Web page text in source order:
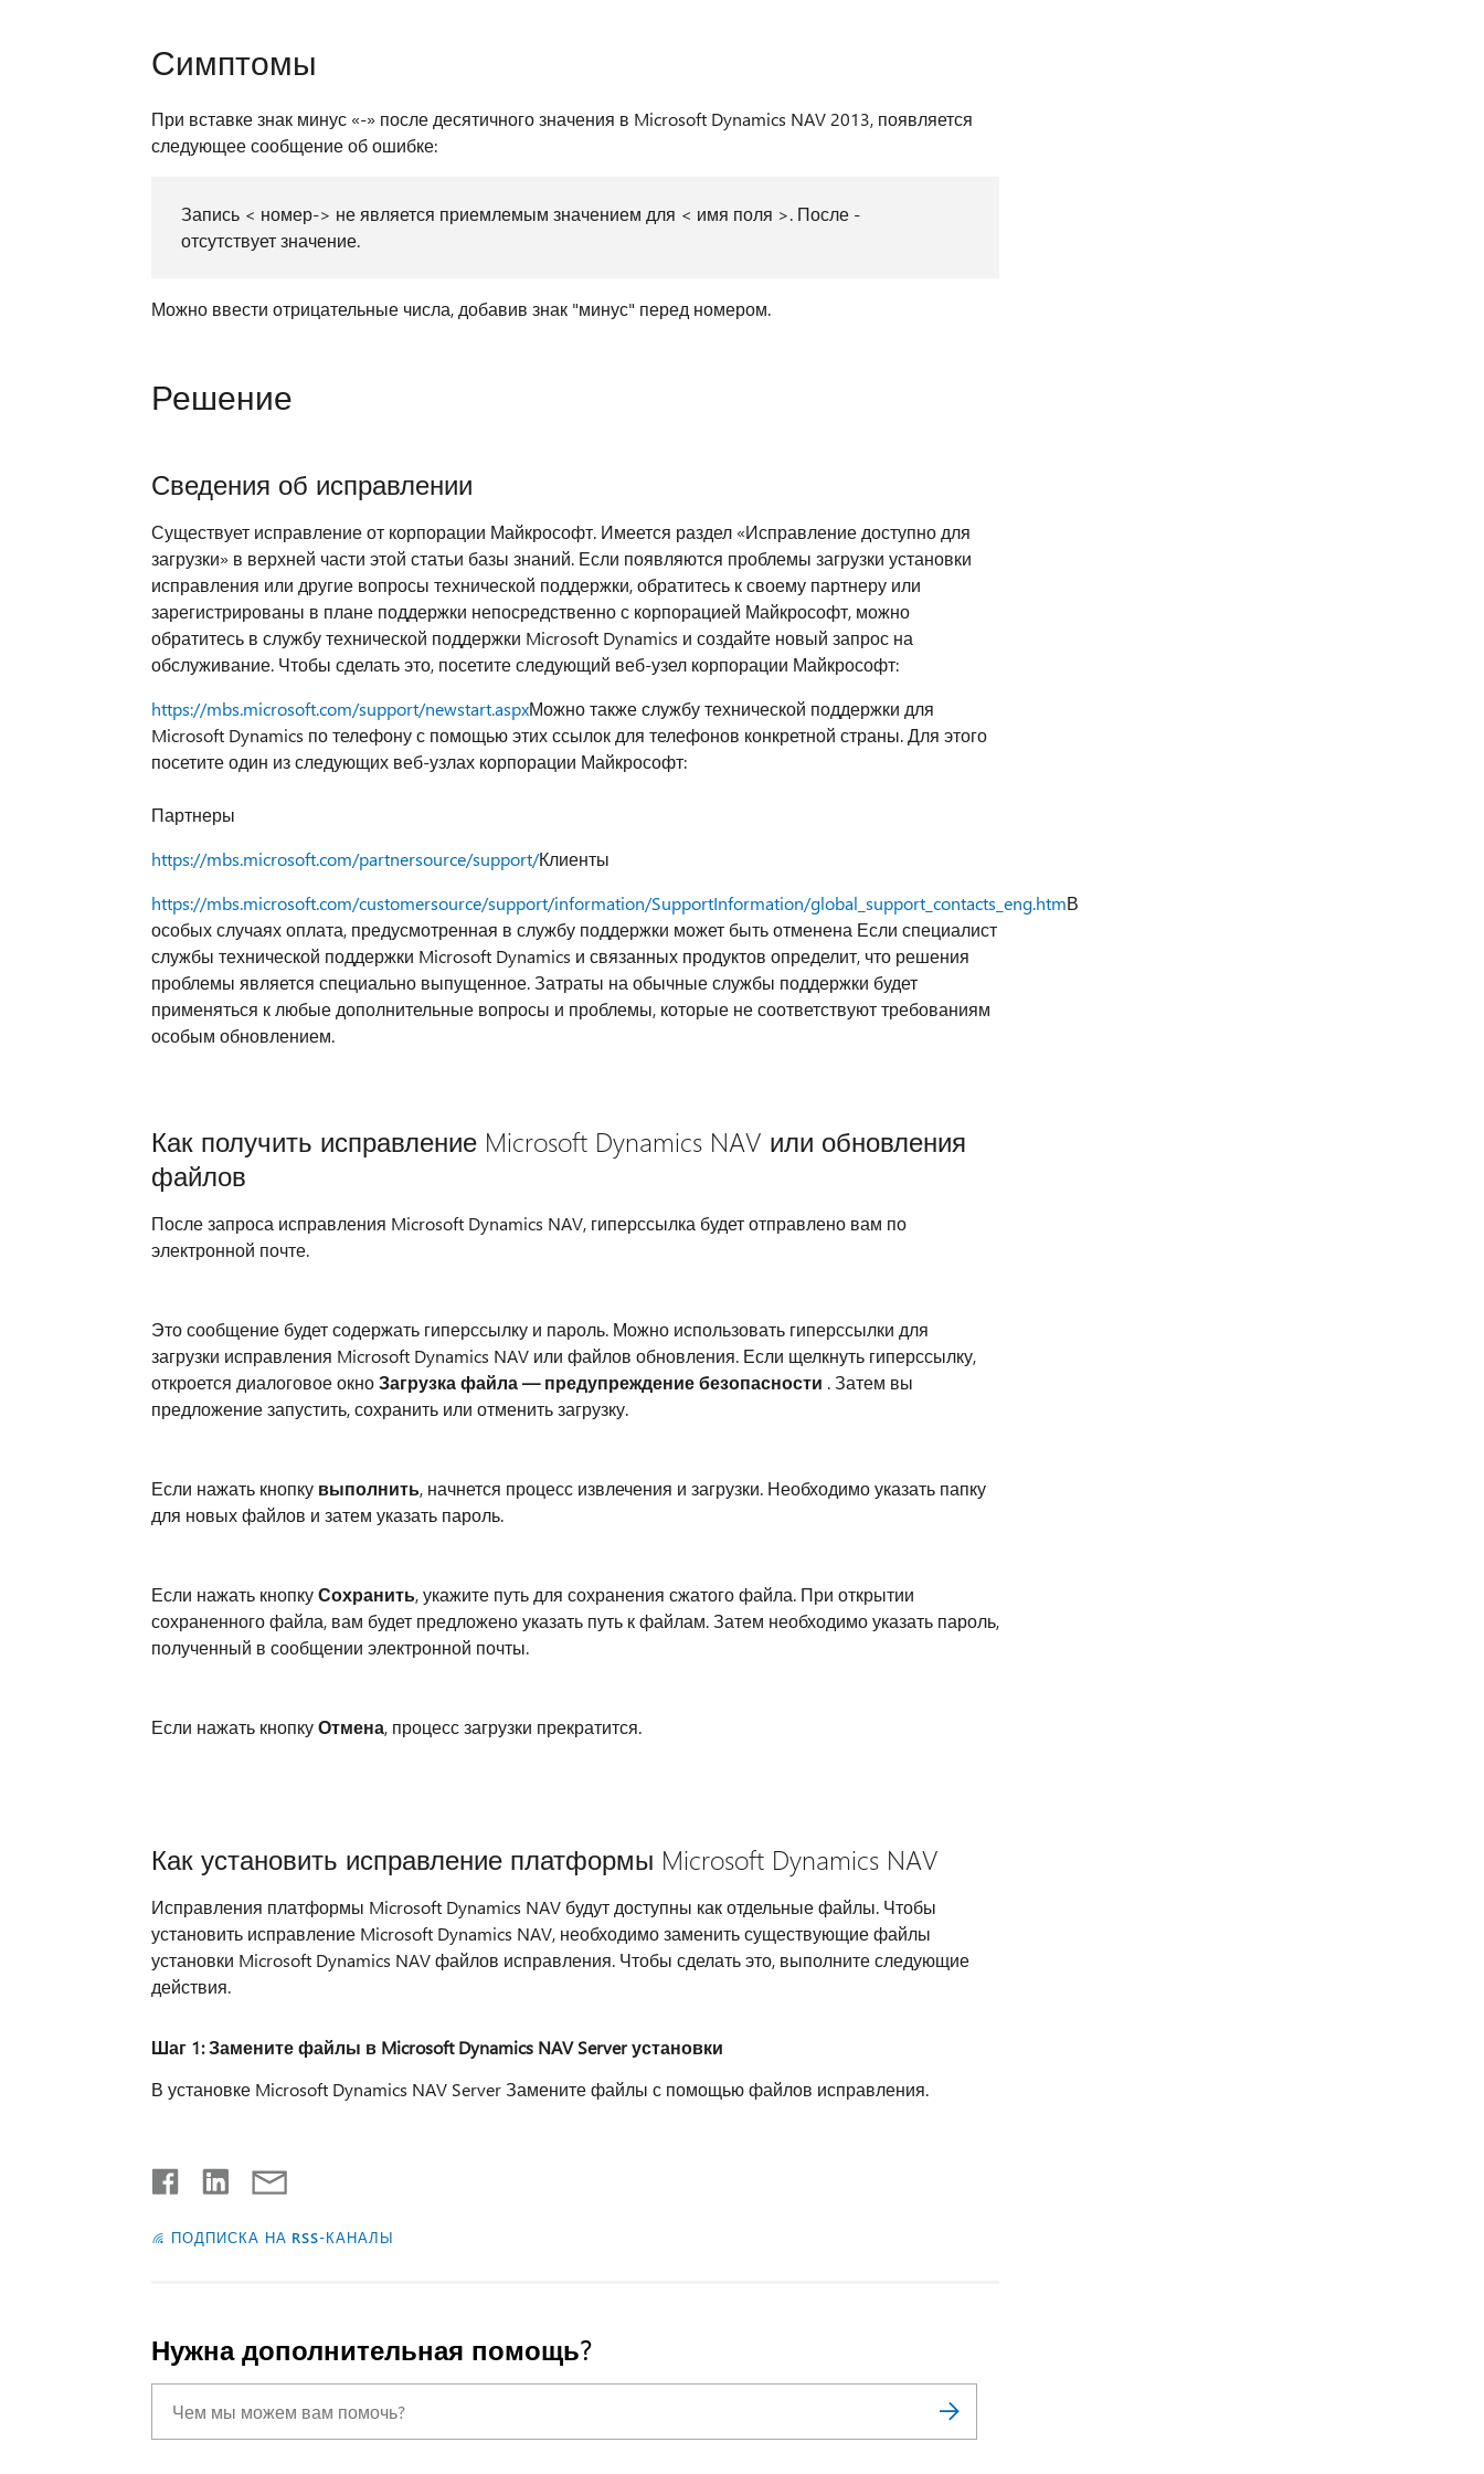
Симптомы
При вставке знак минус «-» после десятичного значения в Microsoft Dynamics NAV 2013, появляется
следующее сообщение об ошибке:
Запись < номер-> не является приемлемым значением для < имя поля >. После -
отсутствует значение.
Можно ввести отрицательные числа, добавив знак "минус" перед номером.
Решение
Сведения об исправлении
Существует исправление от корпорации Майкрософт. Имеется раздел «Исправление доступно для
загрузки» в верхней части этой статьи базы знаний. Если появляются проблемы загрузки установки
исправления или другие вопросы технической поддержки, обратитесь к своему партнеру или
зарегистрированы в плане поддержки непосредственно с корпорацией Майкрософт, можно
обратитесь в службу технической поддержки Microsoft Dynamics и создайте новый запрос на
обслуживание. Чтобы сделать это, посетите следующий веб-узел корпорации Майкрософт:
https://mbs.microsoft.com/support/newstart.aspxМожно также службу технической поддержки для
Microsoft Dynamics по телефону с помощью этих ссылок для телефонов конкретной страны. Для этого
посетите один из следующих веб-узлах корпорации Майкрософт:
Партнеры
https://mbs.microsoft.com/partnersource/support/Клиенты
https://mbs.microsoft.com/customersource/support/information/SupportInformation/global_support_contacts_eng.htmВ
особых случаях оплата, предусмотренная в службу поддержки может быть отменена Если специалист
службы технической поддержки Microsoft Dynamics и связанных продуктов определит, что решения
проблемы является специально выпущенное. Затраты на обычные службы поддержки будет
применяться к любые дополнительные вопросы и проблемы, которые не соответствуют требованиям
особым обновлением.
Как получить исправление Microsoft Dynamics NAV или обновления
файлов
После запроса исправления Microsoft Dynamics NAV, гиперссылка будет отправлено вам по
электронной почте.
Это сообщение будет содержать гиперссылку и пароль. Можно использовать гиперссылки для
загрузки исправления Microsoft Dynamics NAV или файлов обновления. Если щелкнуть гиперссылку,
откроется диалоговое окноЗагрузка файла — предупреждение безопасности . Затем вы
предложение запустить, сохранить или отменить загрузку.
Если нажать кнопку выполнить, начнется процесс извлечения и загрузки. Необходимо указать папку
для новых файлов и затем указать пароль.
Если нажать кнопкуСохранить, укажите путь для сохранения сжатого файла. При открытии
сохраненного файла, вам будет предложено указать путь к файлам. Затем необходимо указать пароль,
полученный в сообщении электронной почты.
Если нажать кнопкуОтмена, процесс загрузки прекратится.
Как установить исправление платформы Microsoft Dynamics NAV
Исправления платформы Microsoft Dynamics NAV будут доступны как отдельные файлы. Чтобы
установить исправление Microsoft Dynamics NAV, необходимо заменить существующие файлы
установки Microsoft Dynamics NAV файлов исправления. Чтобы сделать это, выполните следующие
действия.
Шаг 1: Замените файлы в Microsoft Dynamics NAV Server установки
В установке Microsoft Dynamics NAV Server Замените файлы с помощью файлов исправления.
ПОДПИСКА НА RSS-КАНАЛЫ
Нужна дополнительная помощь?